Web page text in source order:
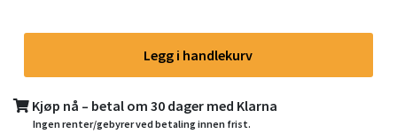
Legg i handlekurv
Kjøp nå – betal om 30 dager med Klarna
Ingen renter/gebyrer ved betaling innen frist.